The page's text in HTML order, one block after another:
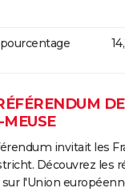
invitait les
Découvrez les
l'Union